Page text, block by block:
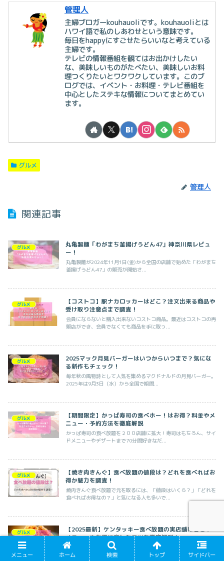
管理人
主婦ブロガーkouhauoliです。kouhauoliとは
ハワイ語で私のしあわせという意味です。
毎日をhappyにすごせたらいいなと考えている
主婦です。
テレビの情報番組を観てはお出かけしたい
な、美味しいものがたべたい、美味しいお料
理つくりたいとワクワクしています。このブ
ログでは、イベント・お料理・テレビ番組を
中心としたステキな情報についてまとめてい
ます。
グルメ
管理人
関連記事
グルメ
丸亀製麺「わがまち釜揚げうどん47」神奈川県レビュ
ー！
丸亀製麺が2024年11月1日(金)から全国の店舗で始めた「わがまち
釜揚げうどん47」の販売が開始さ...
グルメ
【コストコ】駅ナカロッカーはどこ？注文出来る商品や
受け取り注意点まで調査！
会員にならないと購入出来ないコストコ商品。最近はコストコの再
販店ができ、会員でなくても商品を手に取っ...
グルメ
2025マック月見バーガーはいつからいつまで？気にな
る新作もチェック！
毎年秋の風物詩として人気を集めるマクドナルドの月見バーガー。
2025年は9月3日（水）から全国で期間...
グルメ
【期間限定】かっぱ寿司の食べホー！はお得？料金やメ
ニュー・予約方法を徹底解説
かっぱ寿司の食べ放題を２００店舗に拡大！寿司はもちろん、サイ
ドメニューやデザートまで70分間好きなだ...
グルメ
【焼き肉きんぐ】食べ放題の値段は？どれを食べればお
得か魅力を調査！
焼肉きんぐ食べ放題で元を取るには、「値段はいくら？」「どれを
食べればお得なの？」と気になる人も多いで...
グルメ
【2025最新】ケンタッキー食べ放題の実店舗はどこ？
メニューやお得に楽しむコツを徹底解説！
「ケンタッキーのチキンを好きなだけ食べられる夢のような食べ放
題があるのをご存じですか？」通常はセット...
メニュー ホーム 検索 トップ サイドバー